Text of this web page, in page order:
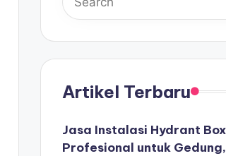
Artikel Terbaru
Jasa Instalasi Hydrant
Profesional untuk